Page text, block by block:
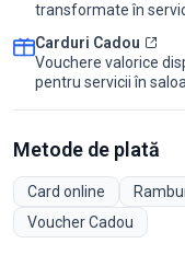
transformate în
Carduri Cadou
Vouchere valorice
pentru servicii în
Metode de plată
Card online
Voucher Cadou